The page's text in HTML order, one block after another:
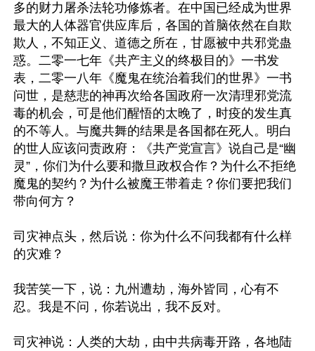
多的财力屠杀法轮功修炼者。在中国已经成为世界
最大的人体器官供应库后，各国的首脑依然在自欺
欺人，不知正义、道德之所在，甘愿被中共邪党蛊
惑。二零一七年《共产主义的终极目的》一书发
表，二零一八年《魔鬼在统治着我们的世界》一书
问世，是慈悲的神再次给各国政府一次清理邪党流
毒的机会，可是他们醒悟的太晚了，时疫的发生真
的不等人。与魔共舞的结果是各国都在死人。明白
的世人应该问责政府：《共产党宣言》说自己是“幽
灵”，你们为什么要和撒旦政权合作？为什么不拒绝
魔鬼的契约？为什么被魔王带着走？你们要把我们
带向何方？
司灾神点头，然后说：你为什么不问我都有什么样
的灾难？
我苦笑一下，说：九州遭劫，海外皆同，心有不
忍。我是不问，你若说出，我不反对。
司灾神说：人类的大劫，由中共病毒开路，各地陆